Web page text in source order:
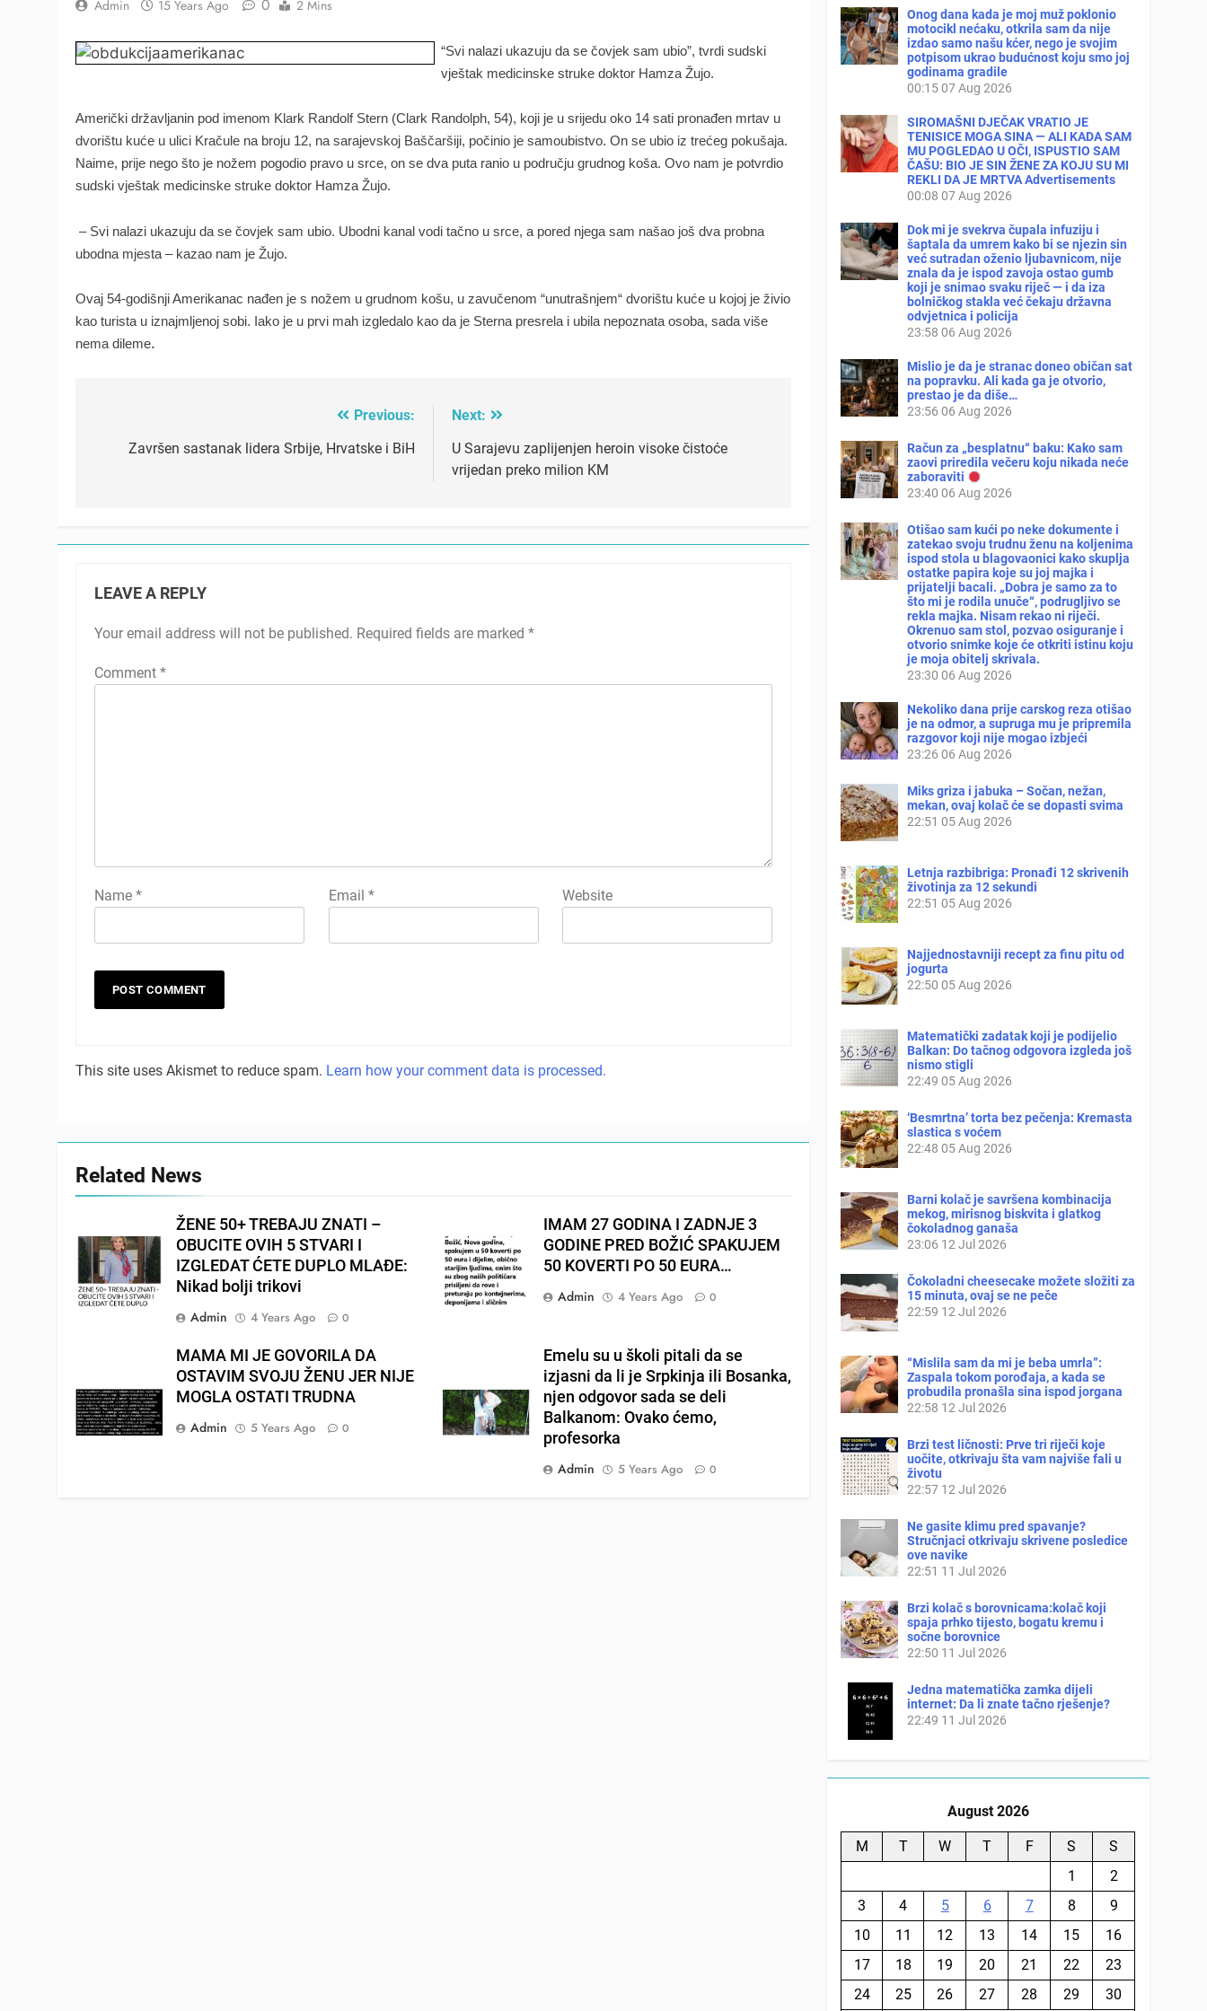
Admin 15 Years Ago 0 2 Mins
“Svi nalazi ukazuju da se čovjek sam ubio”, tvrdi sudski
vještak medicinske struke doktor Hamza Žujo.
Američki državljanin pod imenom Klark Randolf Stern (Clark Randolph, 54), koji je u srijedu oko 14 sati pronađen mrtav u
dvorištu kuće u ulici Kračule na broju 12, na sarajevskoj Baščaršiji, počinio je samoubistvo. On se ubio iz trećeg pokušaja.
Naime, prije nego što je nožem pogodio pravo u srce, on se dva puta ranio u području grudnog koša. Ovo nam je potvrdio
sudski vještak medicinske struke doktor Hamza Žujo.
– Svi nalazi ukazuju da se čovjek sam ubio. Ubodni kanal vodi tačno u srce, a pored njega sam našao još dva probna
ubodna mjesta – kazao nam je Žujo.
Ovaj 54-godišnji Amerikanac nađen je s nožem u grudnom košu, u zavučenom “unutrašnjem“ dvorištu kuće u kojoj je živio
kao turista u iznajmljenoj sobi. Iako je u prvi mah izgledalo kao da je Sterna presrela i ubila nepoznata osoba, sada više
nema dileme.
navigation
Previous:
Završen sastanak lidera Srbije, Hrvatske i BiH
Next:
U Sarajevu zaplijenjen heroin visoke čistoće
vrijedan preko milion KM
LEAVE A REPLY
Your email address will not be published. Required fields are marked *
Comment *
Name * Email * Website
This site uses Akismet to reduce spam. Learn how your comment data is processed.
Related News
ŽENE 50+ TREBAJU ZNATI –
OBUCITE OVIH 5 STVARI I
IZGLEDAT ĆETE DUPLO MLAĐE:
Nikad bolji trikovi
Admin
4 Years Ago 0
IMAM 27 GODINA I ZADNJE 3
GODINE PRED BOŽIĆ SPAKUJEM
50 KOVERTI PO 50 EURA…
Admin
4 Years Ago 0
MAMA MI JE GOVORILA DA
OSTAVIM SVOJU ŽENU JER NIJE
MOGLA OSTATI TRUDNA
Admin
5 Years Ago 0
Emelu su u školi pitali da se
izjasni da li je Srpkinja ili Bosanka,
njen odgovor sada se deli
Balkanom: Ovako ćemo,
profesorka
Admin
5 Years Ago 0
Onog dana kada je moj muž poklonio
motocikl nećaku, otkrila sam da nije
izdao samo našu kćer, nego je svojim
potpisom ukrao budućnost koju smo joj
godinama gradile
00:15 07 Aug 2026
SIROMAŠNI DJEČAK VRATIO JE
TENISICE MOGA SINA — ALI KADA SAM
MU POGLEDAO U OČI, ISPUSTIO SAM
ČAŠU: BIO JE SIN ŽENE ZA KOJU SU MI
REKLI DA JE MRTVA Advertisements
00:08 07 Aug 2026
Dok mi je svekrva čupala infuziju i
šaptala da umrem kako bi se njezin sin
već sutradan oženio ljubavnicom, nije
znala da je ispod zavoja ostao gumb
koji je snimao svaku riječ — i da iza
bolničkog stakla već čekaju državna
odvjetnica i policija
23:58 06 Aug 2026
Mislio je da je stranac doneo običan sat
na popravku. Ali kada ga je otvorio,
prestao je da diše…
23:56 06 Aug 2026
Račun za „besplatnu“ baku: Kako sam
zaovi priredila večeru koju nikada neće
zaboraviti
23:40 06 Aug 2026
Otišao sam kući po neke dokumente i
zatekao svoju trudnu ženu na koljenima
ispod stola u blagovaonici kako skuplja
ostatke papira koje su joj majka i
prijatelji bacali. „Dobra je samo za to
što mi je rodila unuče“, podrugljivo se
rekla majka. Nisam rekao ni riječi.
Okrenuo sam stol, pozvao osiguranje i
otvorio snimke koje će otkriti istinu koju
je moja obitelj skrivala.
23:30 06 Aug 2026
Nekoliko dana prije carskog reza otišao
je na odmor, a supruga mu je pripremila
razgovor koji nije mogao izbjeći
23:26 06 Aug 2026
Miks griza i jabuka – Sočan, nežan,
mekan, ovaj kolač će se dopasti svima
22:51 05 Aug 2026
Letnja razbibriga: Pronađi 12 skrivenih
životinja za 12 sekundi
22:51 05 Aug 2026
Najjednostavniji recept za finu pitu od
jogurta
22:50 05 Aug 2026
Matematički zadatak koji je podijelio
Balkan: Do tačnog odgovora izgleda još
nismo stigli
22:49 05 Aug 2026
‘Besmrtna’ torta bez pečenja: Kremasta
slastica s voćem
22:48 05 Aug 2026
Barni kolač je savršena kombinacija
mekog, mirisnog biskvita i glatkog
čokoladnog ganaša
23:06 12 Jul 2026
Čokoladni cheesecake možete složiti za
15 minuta, ovaj se ne peče
22:59 12 Jul 2026
“Mislila sam da mi je beba umrla”:
Zaspala tokom porođaja, a kada se
probudila pronašla sina ispod jorgana
22:58 12 Jul 2026
Brzi test ličnosti: Prve tri riječi koje
uočite, otkrivaju šta vam najviše fali u
životu
22:57 12 Jul 2026
Ne gasite klimu pred spavanje?
Stručnjaci otkrivaju skrivene posledice
ove navike
22:51 11 Jul 2026
Brzi kolač s borovnicama:kolač koji
spaja prhko tijesto, bogatu kremu i
sočne borovnice
22:50 11 Jul 2026
Jedna matematička zamka dijeli
internet: Da li znate tačno rješenje?
22:49 11 Jul 2026
August 2026
M T W T F S
S
1
2
3
4 5 6 7 8
9
10
11 12 13 14 15
16
17
18 19 20 21 22
23
24
25 26 27 28 29 30